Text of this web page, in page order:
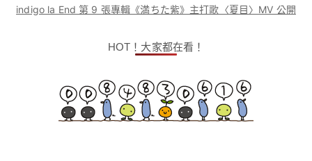
indigo la End 第 9 張專輯《満ちた紫》主打歌〈夏目〉MV 公開
HOT！大家都在看！